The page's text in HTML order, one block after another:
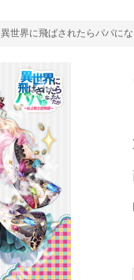
異世界に飛ばされたらパパに